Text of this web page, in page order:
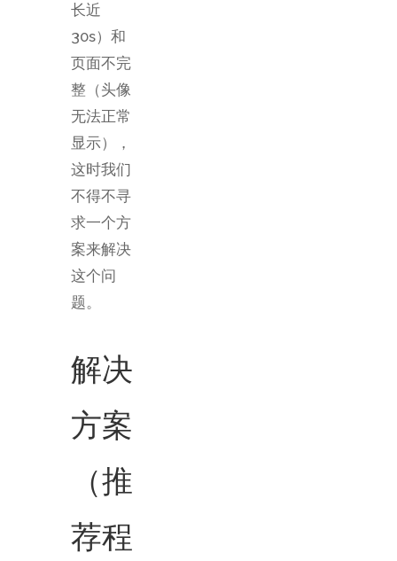
长近
30s）和
页面不完
整（头像
无法正常
显示），
这时我们
不得不寻
求一个方
案来解决
这个问
题。
解决
方案
（推
荐程